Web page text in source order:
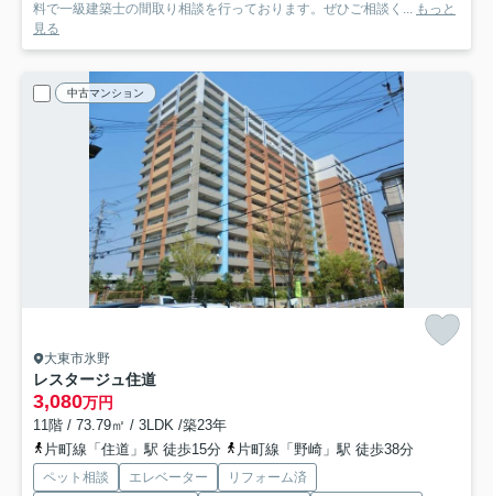
料で一級建築士の間取り相談を行っております。ぜひご相談く... もっと
見る
中古マンション
大東市氷野
レスタージュ住道
3,080万円
11階 / 73.79㎡ / 3LDK /築23年
片町線「住道」駅 徒歩15分
片町線「野崎」駅 徒歩38分
ペット相談 エレベーター リフォーム済